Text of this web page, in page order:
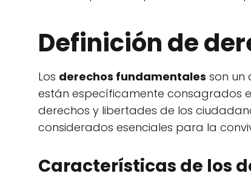
Definición de
Los derechos fundamentales son un
están específicamente consagrados
derechos y libertades de los
considerados esenciales para la
Características de los